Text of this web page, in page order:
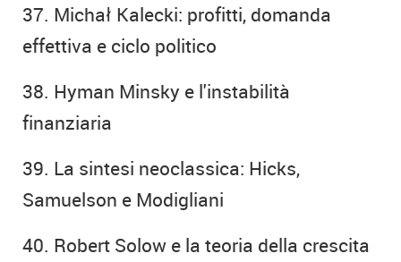
37. Michał Kalecki: profitti, domanda
effettiva e ciclo politico
38. Hyman Minsky e l'instabilità
finanziaria
39. La sintesi neoclassica: Hicks,
Samuelson e Modigliani
40. Robert Solow e la teoria della crescita